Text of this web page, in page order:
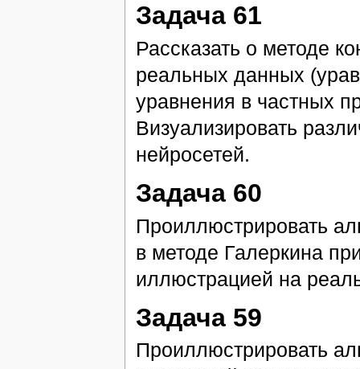
Задача 61
Рассказать о методе
реальных данных
уравнения в частных
Визуализировать
нейросетей.
Задача 60
Проиллюстрировать
в методе Галеркина
иллюстрацией на
Задача 59
Проиллюстрировать